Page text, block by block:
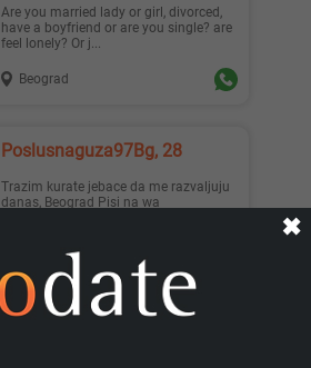
Are you married lady or girl, divorced,
have a boyfriend or are you single? are
feel lonely? Or j...
Beograd
Poslusnaguza97Bg, 28
Trazim kurate jebace da me razvaljuju
danas, Beograd Pisi na wa
Milan999, 26
✖